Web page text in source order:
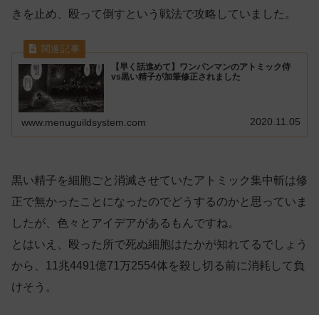
きを止め、殴って倒すという戦法で攻略していました。
【早く話進めて】ワンパンマンのアトミック侍
vs黒い精子が加筆修正されました
www.menuguildsystem.com 2020.11.05
黒い精子を細胞ごと消滅させていたアトミック集中斬は修
正で無かったことになったのでどうするのかと思っていま
したが、色々とアイデアがあるもんですね。
とはいえ、殴った所で死ぬ細胞はたかが知れてるでしょう
から、11兆4491億71万2554体を殺し切る前に消耗して負
けそう。